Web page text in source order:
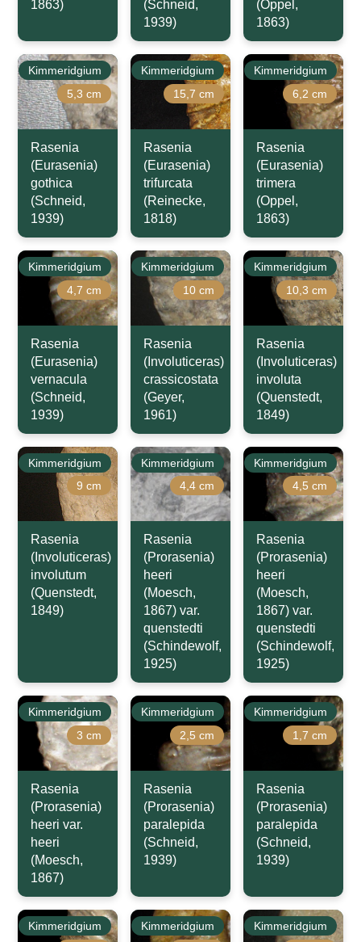
1863)
(Schneid,
1939)
(Oppel,
1863)
Kimmeridgium
5,3 cm
Rasenia
(Eurasenia)
gothica
(Schneid,
1939)
Kimmeridgium
15,7 cm
Rasenia
(Eurasenia)
trifurcata
(Reinecke,
1818)
Kimmeridgium
6,2 cm
Rasenia
(Eurasenia)
trimera
(Oppel,
1863)
Kimmeridgium
4,7 cm
Rasenia
(Eurasenia)
vernacula
(Schneid,
1939)
Kimmeridgium
10 cm
Rasenia
(Involuticeras)
crassicostata
(Geyer,
1961)
Kimmeridgium
10,3 cm
Rasenia
(Involuticeras)
involuta
(Quenstedt,
1849)
Kimmeridgium
9 cm
Rasenia
(Involuticeras)
involutum
(Quenstedt,
1849)
Kimmeridgium
4,4 cm
Rasenia
(Prorasenia)
heeri
(Moesch,
1867) var.
quenstedti
(Schindewolf,
1925)
Kimmeridgium
4,5 cm
Rasenia
(Prorasenia)
heeri
(Moesch,
1867) var.
quenstedti
(Schindewolf,
1925)
Kimmeridgium
3 cm
Rasenia
(Prorasenia)
heeri var.
heeri
(Moesch,
1867)
Kimmeridgium
2,5 cm
Rasenia
(Prorasenia)
paralepida
(Schneid,
1939)
Kimmeridgium
1,7 cm
Rasenia
(Prorasenia)
paralepida
(Schneid,
1939)
Kimmeridgium
Kimmeridgium
Kimmeridgium